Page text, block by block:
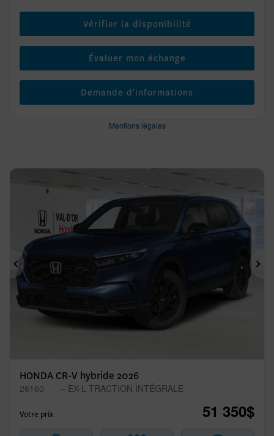
Vérifier la disponibilité
Évaluer mon échange
Demande d'informations
Mentions légales
Précédent
HONDA CR-V hybride 2026
26160 – EX-L TRACTION INTÉGRALE
Votre prix 51 350$